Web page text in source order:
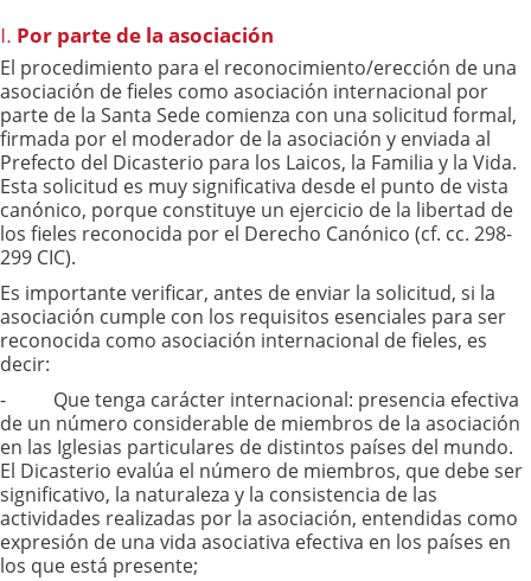
I. Por parte de la asociación
El procedimiento para el reconocimiento/erección de una
asociación de fieles como asociación internacional por
parte de la Santa Sede comienza con una solicitud formal,
firmada por el moderador de la asociación y enviada al
Prefecto del Dicasterio para los Laicos, la Familia y la Vida.
Esta solicitud es muy significativa desde el punto de vista
canónico, porque constituye un ejercicio de la libertad de
los fieles reconocida por el Derecho Canónico (cf. cc. 298-
299 CIC).
Es importante verificar, antes de enviar la solicitud, si la
asociación cumple con los requisitos esenciales para ser
reconocida como asociación internacional de fieles, es
decir:
- Que tenga carácter internacional: presencia efectiva
de un número considerable de miembros de la asociación
en las Iglesias particulares de distintos países del mundo.
El Dicasterio evalúa el número de miembros, que debe ser
significativo, la naturaleza y la consistencia de las
actividades realizadas por la asociación, entendidas como
expresión de una vida asociativa efectiva en los países en
los que está presente;